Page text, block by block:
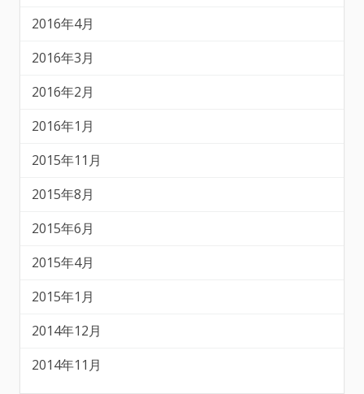
2016年4月
2016年3月
2016年2月
2016年1月
2015年11月
2015年8月
2015年6月
2015年4月
2015年1月
2014年12月
2014年11月